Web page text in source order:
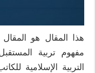
هذا المقال هو
مفهوم تربية
التربية الإسلامية